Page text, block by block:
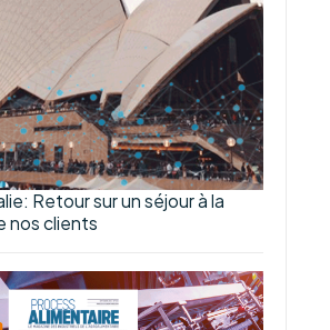
Retour sur un séjour à la
nos clients